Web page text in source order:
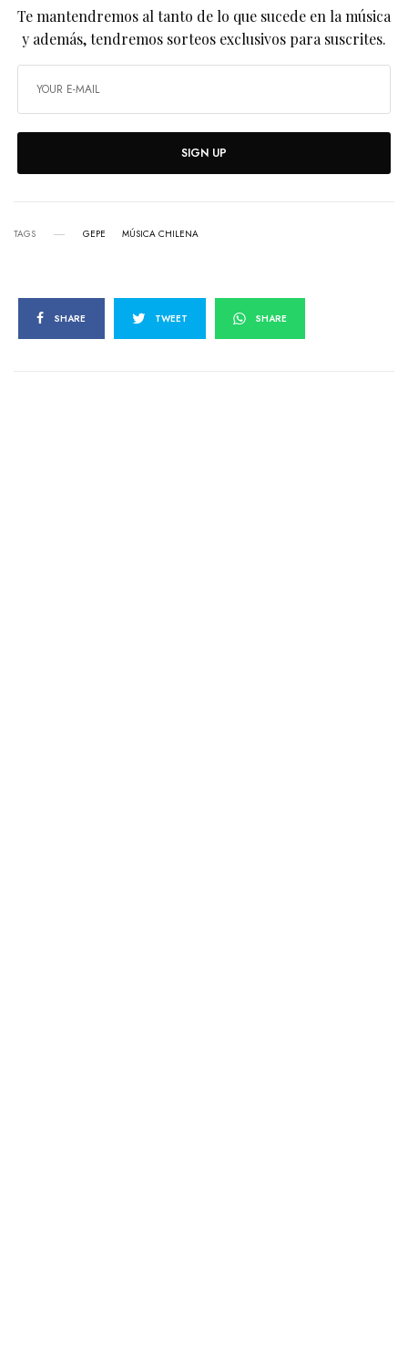
Te mantendremos al tanto de lo que sucede en la música
y además, tendremos sorteos exclusivos para suscrites.
SIGN UP
TAGS GEPE MÚSICA CHILENA
SHARE TWEET SHARE